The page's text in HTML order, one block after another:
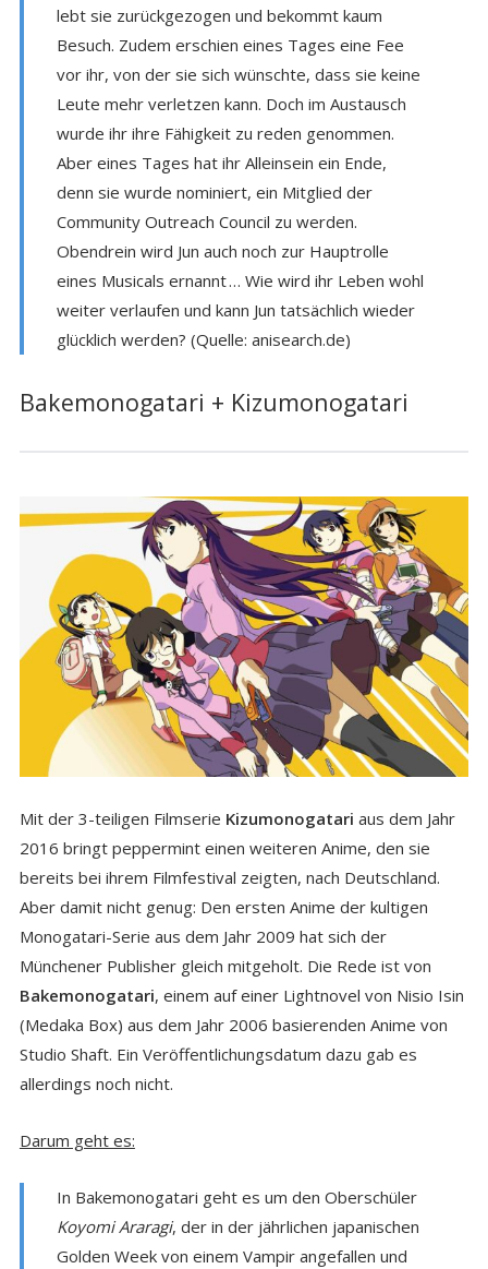
lebt sie zurückgezogen und bekommt kaum
Besuch. Zudem erschien eines Tages eine Fee
vor ihr, von der sie sich wünschte, dass sie keine
Leute mehr verletzen kann. Doch im Austausch
wurde ihr ihre Fähigkeit zu reden genommen.
Aber eines Tages hat ihr Alleinsein ein Ende,
denn sie wurde nominiert, ein Mitglied der
Community Outreach Council zu werden.
Obendrein wird Jun auch noch zur Hauptrolle
eines Musicals ernannt … Wie wird ihr Leben wohl
weiter verlaufen und kann Jun tatsächlich wieder
glücklich werden? (Quelle: anisearch.de)
Bakemonogatari + Kizumonogatari
Mit der 3-teiligen Filmserie Kizumonogatari aus dem Jahr
2016 bringt peppermint einen weiteren Anime, den sie
bereits bei ihrem Filmfestival zeigten, nach Deutschland.
Aber damit nicht genug: Den ersten Anime der kultigen
Monogatari-Serie aus dem Jahr 2009 hat sich der
Münchener Publisher gleich mitgeholt. Die Rede ist von
Bakemonogatari, einem auf einer Lightnovel von Nisio Isin
(Medaka Box) aus dem Jahr 2006 basierenden Anime von
Studio Shaft. Ein Veröffentlichungsdatum dazu gab es
allerdings noch nicht.
Darum geht es:
In Bakemonogatari geht es um den Oberschüler
Koyomi Araragi, der in der jährlichen japanischen
Golden Week von einem Vampir angefallen und